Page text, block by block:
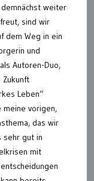
weiter
sind wir
dem Weg in ein
und
Autoren-Duo,
Zukunft
Leben“
meine vorigen,
das wir
sehr gut in
mit